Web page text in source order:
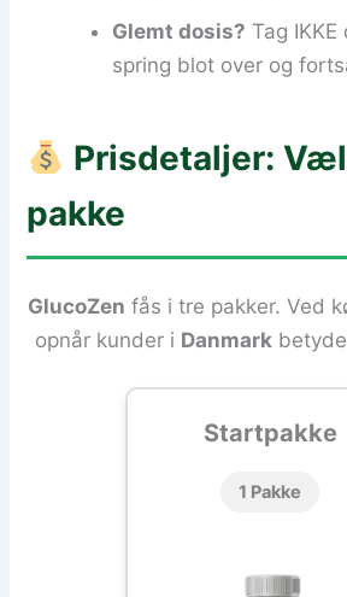
Glemt dosis? Tag
spring blot over og
Prisdetaljer:
pakke
GlucoZen fås i tre pakker. Ved
opnår kunder i Danmark
Startpakke
1 Pakke